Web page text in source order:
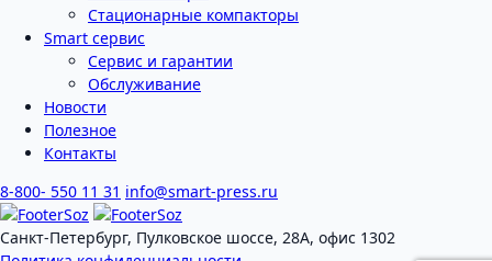
Стационарные компакторы
Smart сервис
Сервис и гарантии
Обслуживание
Новости
Полезное
Контакты
8-800- 550 11 31 info@smart-press.ru
Санкт-Петербург, Пулковское шоссе, 28А, офис 1302